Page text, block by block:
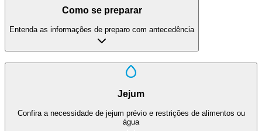
Como se preparar
Entenda as informações de preparo com antecedência
Jejum
Confira a necessidade de jejum prévio e restrições de alimentos ou
água